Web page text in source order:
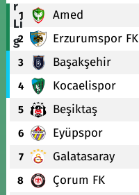
1 Amed
2 Erzurumspor FK
3 Başakşehir
4 Kocaelispor
5 Beşiktaş
6 Eyüpspor
7 Galatasaray
8 Çorum FK